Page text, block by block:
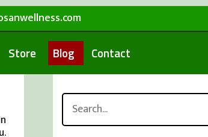
Store Blog Contact
Search
for: